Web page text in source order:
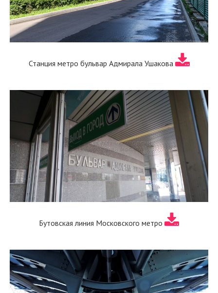
Станция метро бульвар Адмирала Ушакова
Бутовская линия Московского метро